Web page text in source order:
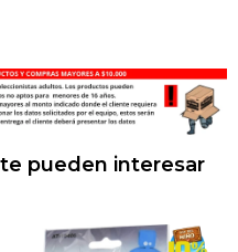
pueden interesar